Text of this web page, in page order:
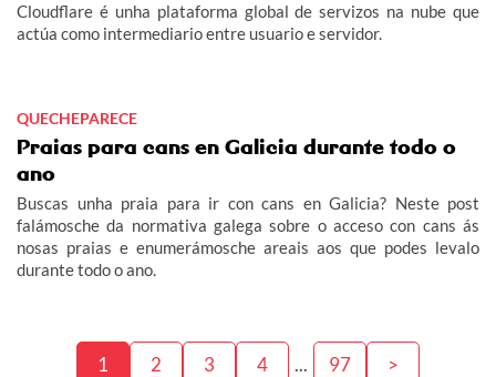
Cloudflare é unha plataforma global de servizos na nube que
actúa como intermediario entre usuario e servidor.
QUECHEPARECE
Praias para cans en Galicia durante todo o
ano
Buscas unha praia para ir con cans en Galicia? Neste post
falámosche da normativa galega sobre o acceso con cans ás
nosas praias e enumerámosche areais aos que podes levalo
durante todo o ano.
1 2 3 4 ... 97 >